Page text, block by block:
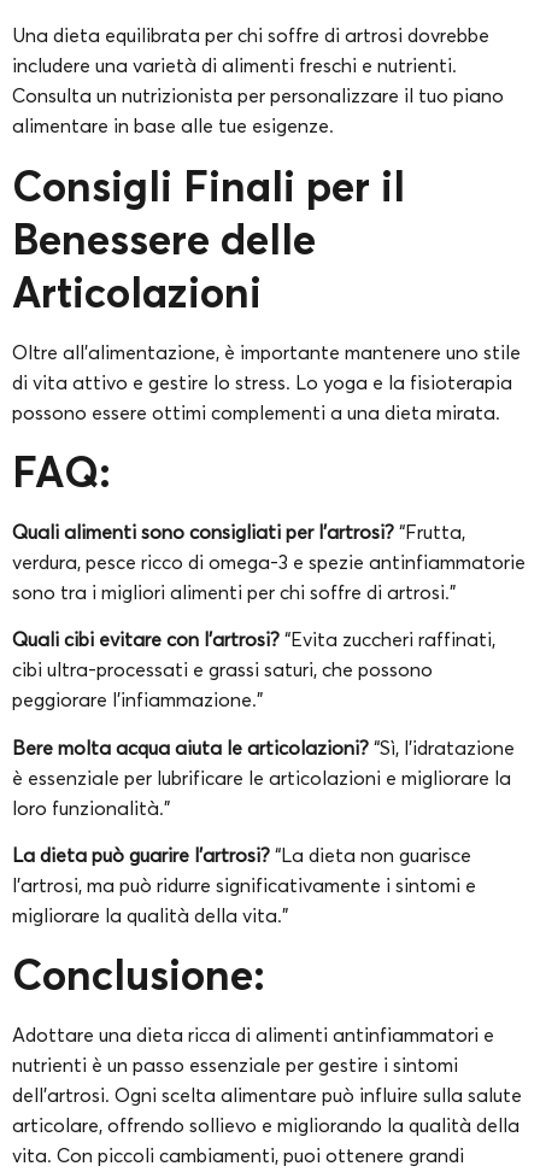
Una dieta equilibrata per chi soffre di artrosi dovrebbe
includere una varietà di alimenti freschi e nutrienti.
Consulta un nutrizionista per personalizzare il tuo piano
alimentare in base alle tue esigenze.
Consigli Finali per il
Benessere delle
Articolazioni
Oltre all’alimentazione, è importante mantenere uno stile
di vita attivo e gestire lo stress. Lo yoga e la fisioterapia
possono essere ottimi complementi a una dieta mirata.
FAQ:
Quali alimenti sono consigliati per l’artrosi? “Frutta,
verdura, pesce ricco di omega-3 e spezie antinfiammatorie
sono tra i migliori alimenti per chi soffre di artrosi.”
Quali cibi evitare con l’artrosi? “Evita zuccheri raffinati,
cibi ultra-processati e grassi saturi, che possono
peggiorare l’infiammazione.”
Bere molta acqua aiuta le articolazioni? “Sì, l’idratazione
è essenziale per lubrificare le articolazioni e migliorare la
loro funzionalità.”
La dieta può guarire l’artrosi? “La dieta non guarisce
l’artrosi, ma può ridurre significativamente i sintomi e
migliorare la qualità della vita.”
Conclusione:
Adottare una dieta ricca di alimenti antinfiammatori e
nutrienti è un passo essenziale per gestire i sintomi
dell’artrosi. Ogni scelta alimentare può influire sulla salute
articolare, offrendo sollievo e migliorando la qualità della
vita. Con piccoli cambiamenti, puoi ottenere grandi